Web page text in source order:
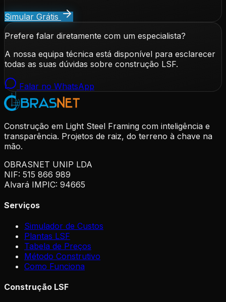
Simular Grátis
Prefere falar diretamente com um especialista?
A nossa equipa técnica está disponível para esclarecer
todas as suas dúvidas sobre construção LSF.
Falar no WhatsApp
Construção em Light Steel Framing com inteligência e
transparência. Projetos de raiz, do terreno à chave na
mão.
OBRASNET UNIP LDA
NIF: 515 866 989
Alvará IMPIC: 94665
Serviços
Simulador de Custos
Plantas LSF
Tabela de Preços
Método Construtivo
Como Funciona
Construção LSF